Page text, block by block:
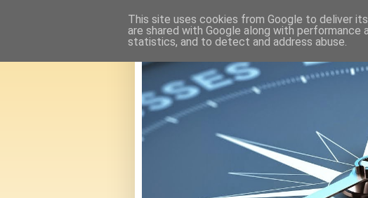
This site uses cookies from Google to deliver
are shared with Google along with
statistics, and to detect and address abuse.